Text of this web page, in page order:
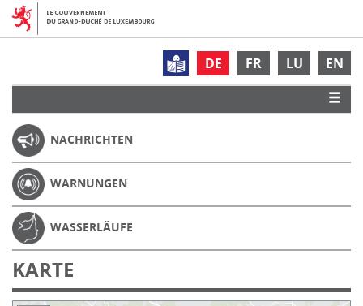
DE FR LU EN
NACHRICHTEN
WARNUNGEN
WASSERLÄUFE
KARTE